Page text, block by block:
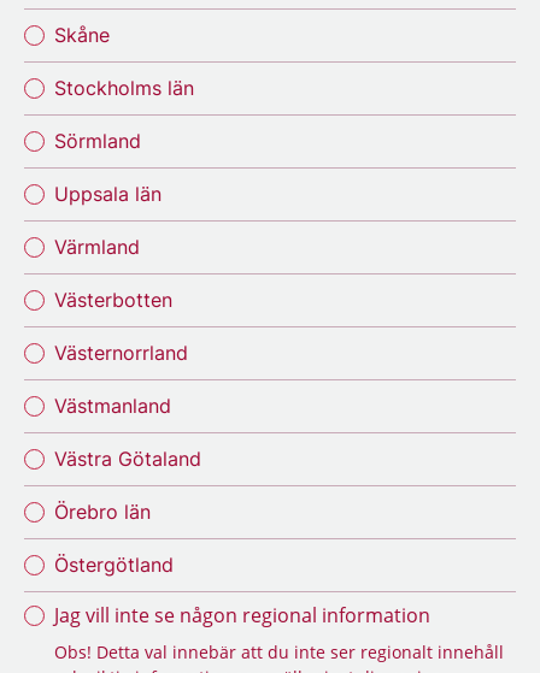
Skåne
Stockholms län
Sörmland
Uppsala län
Värmland
Västerbotten
Västernorrland
Västmanland
Västra Götaland
Örebro län
Östergötland
Jag vill inte se någon regional information
Obs! Detta val innebär att du inte ser regionalt innehåll